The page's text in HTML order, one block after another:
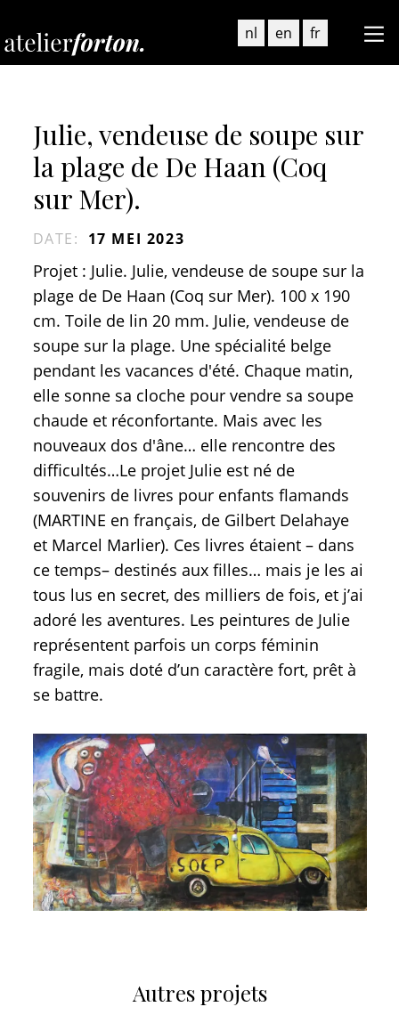
nl en fr
Julie, vendeuse de soupe sur
la plage de De Haan (Coq
sur Mer).
DATE: 17 MEI 2023
Projet : Julie. Julie, vendeuse de soupe sur la
plage de De Haan (Coq sur Mer). 100 x 190
cm. Toile de lin 20 mm. Julie, vendeuse de
soupe sur la plage. Une spécialité belge
pendant les vacances d'été. Chaque matin,
elle sonne sa cloche pour vendre sa soupe
chaude et réconfortante. Mais avec les
nouveaux dos d'âne… elle rencontre des
difficultés…Le projet Julie est né de
souvenirs de livres pour enfants flamands
(MARTINE en français, de Gilbert Delahaye
et Marcel Marlier). Ces livres étaient – dans
ce temps– destinés aux filles… mais je les ai
tous lus en secret, des milliers de fois, et j’ai
adoré les aventures. Les peintures de Julie
représentent parfois un corps féminin
fragile, mais doté d’un caractère fort, prêt à
se battre.
Autres projets